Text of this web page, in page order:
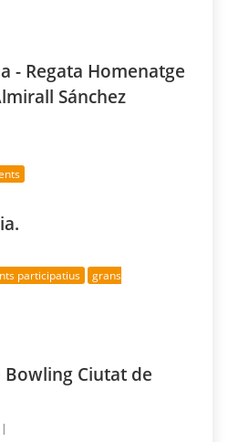
- Regata Homenatge
Sánchez
participatius
grans
Ciutat de